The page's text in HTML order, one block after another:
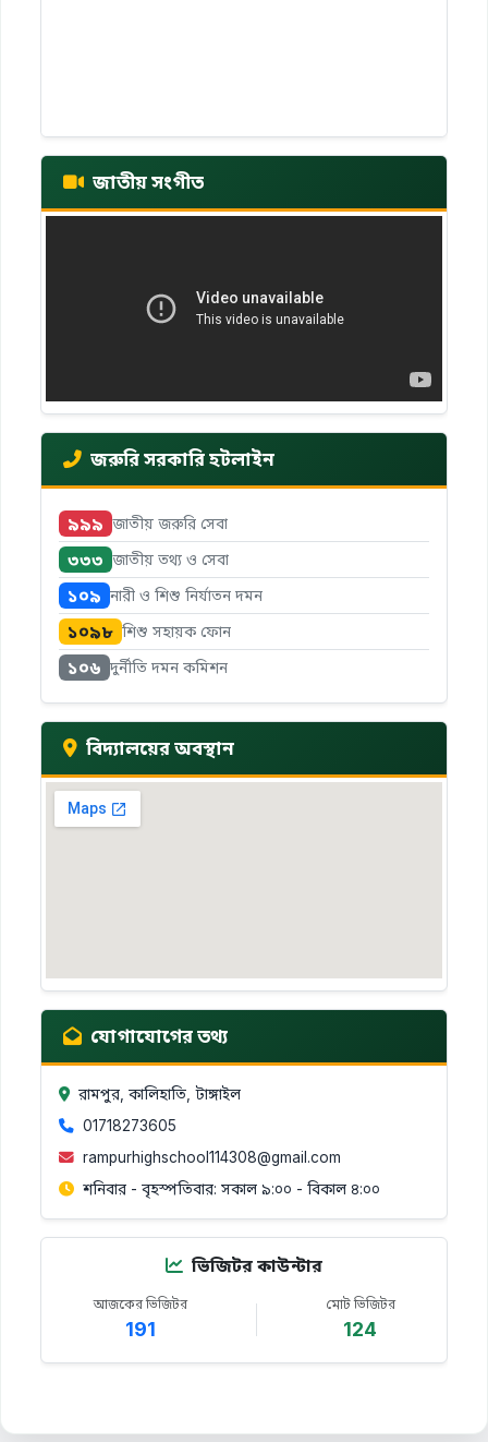
জাতীয় সংগীত
জরুরি সরকারি হটলাইন
৯৯৯ জাতীয় জরুরি সেবা
৩৩৩ জাতীয় তথ্য ও সেবা
১০৯ নারী ও শিশু নির্যাতন দমন
১০৯৮ শিশু সহায়ক ফোন
১০৬ দুর্নীতি দমন কমিশন
বিদ্যালয়ের অবস্থান
যোগাযোগের তথ্য
রামপুর, কালিহাতি, টাঙ্গাইল
01718273605
rampurhighschool114308@gmail.com
শনিবার - বৃহস্পতিবার: সকাল ৯:০০ - বিকাল ৪:০০
ভিজিটর কাউন্টার
আজকের ভিজিটর
191
মোট ভিজিটর
124